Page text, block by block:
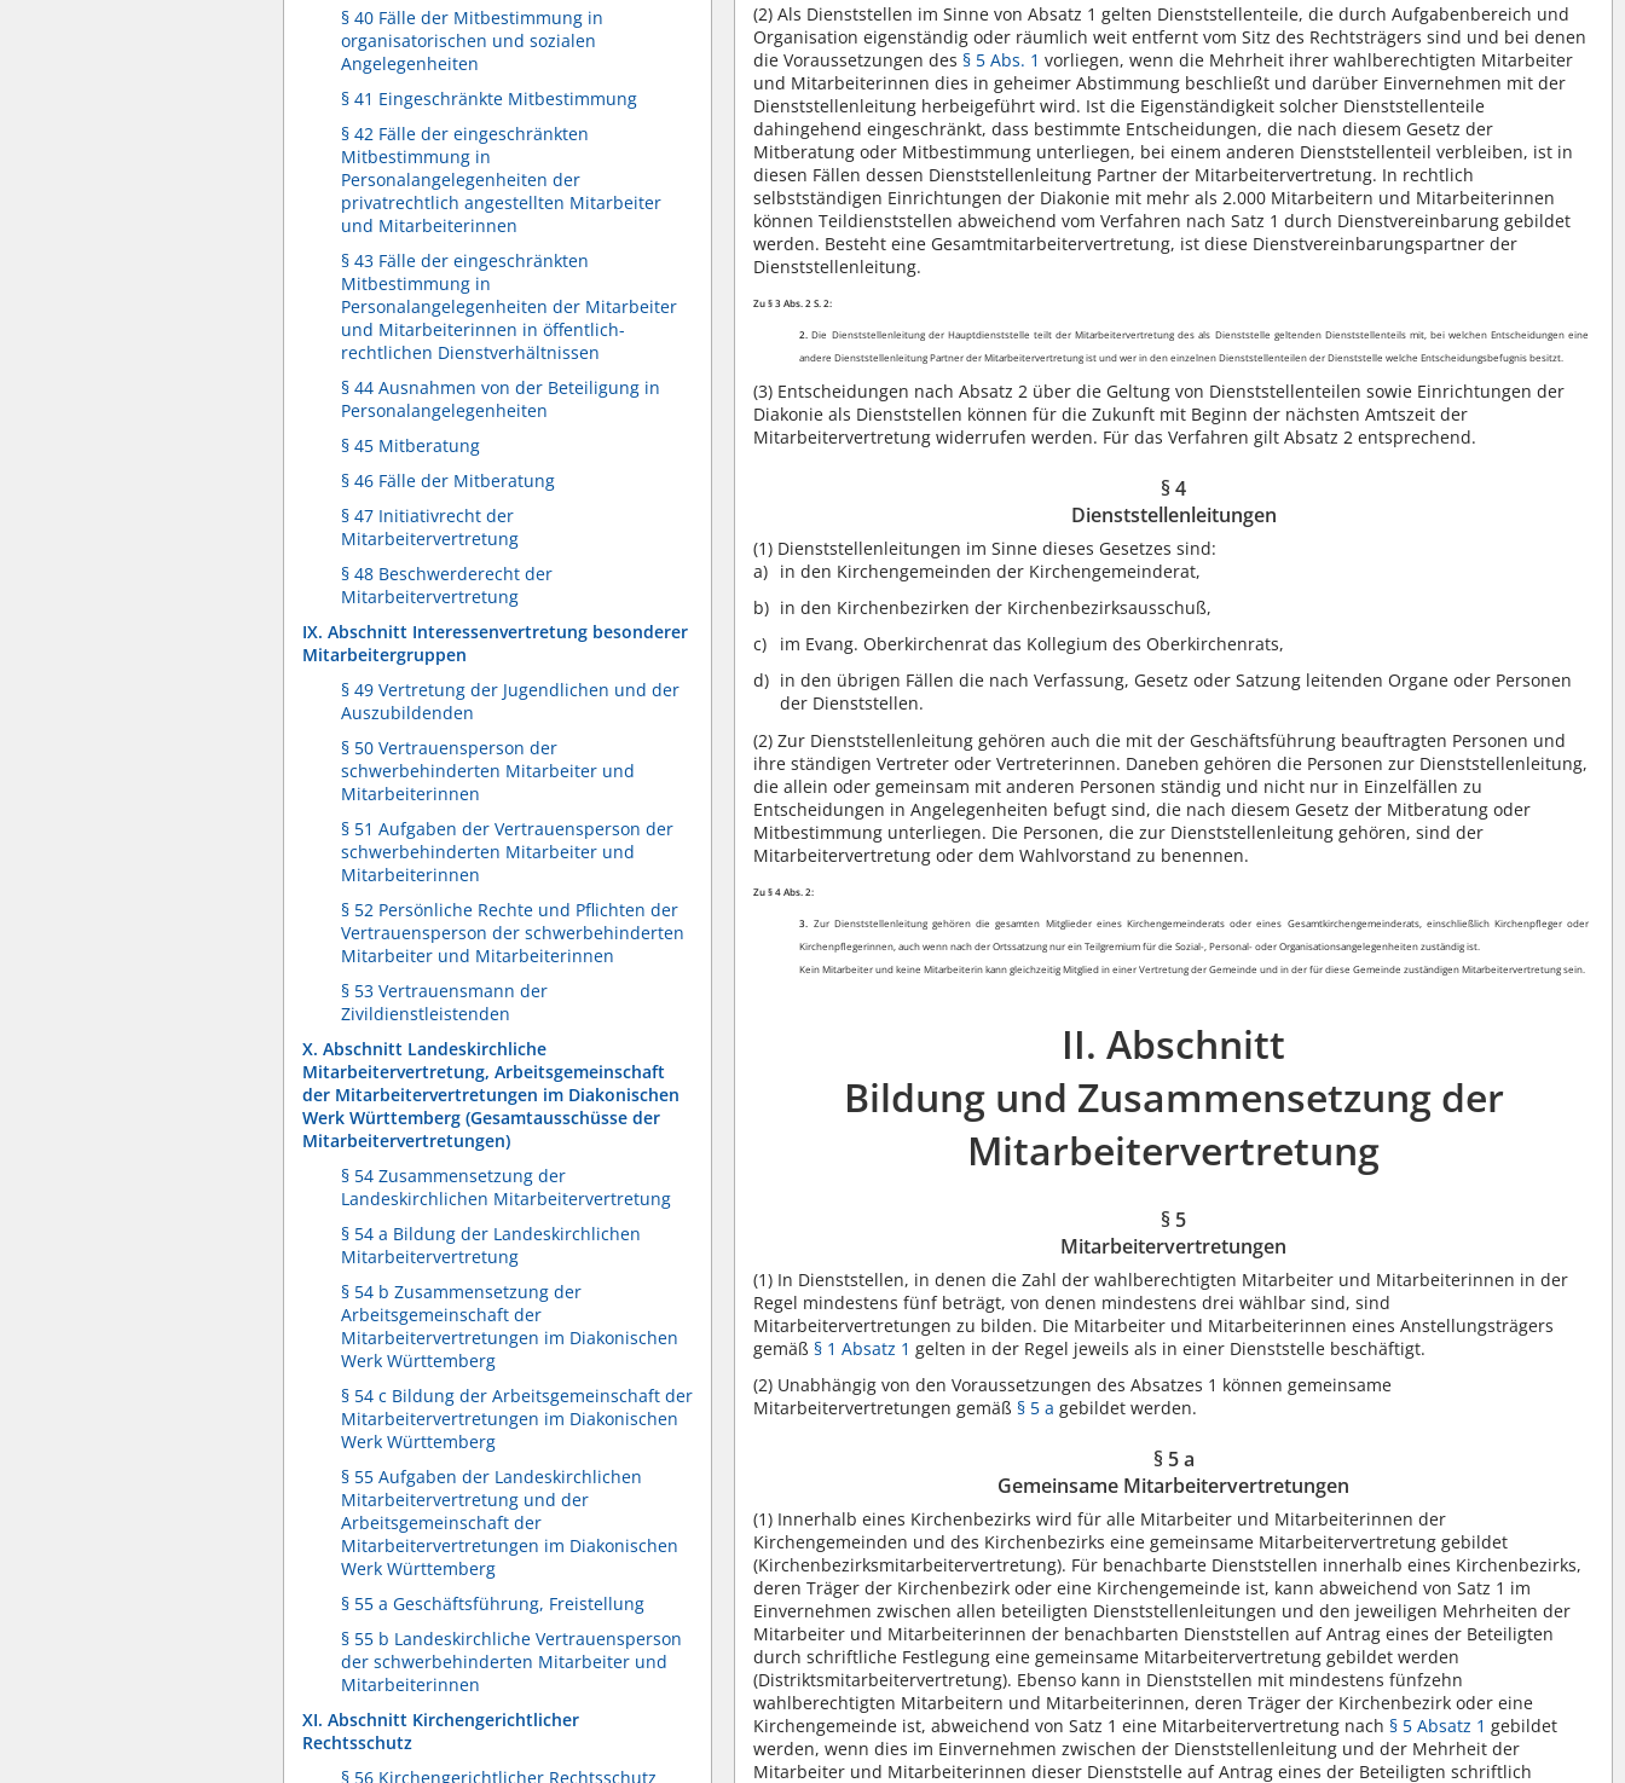
§ 40 Fälle der Mitbestimmung in
organisatorischen und sozialen
Angelegenheiten
§ 41 Eingeschränkte Mitbestimmung
§ 42 Fälle der eingeschränkten
Mitbestimmung in
Personalangelegenheiten der
privatrechtlich angestellten Mitarbeiter
und Mitarbeiterinnen
§ 43 Fälle der eingeschränkten
Mitbestimmung in
Personalangelegenheiten der Mitarbeiter
und Mitarbeiterinnen in öffentlich-
rechtlichen Dienstverhältnissen
§ 44 Ausnahmen von der Beteiligung in
Personalangelegenheiten
§ 45 Mitberatung
§ 46 Fälle der Mitberatung
§ 47 Initiativrecht der
Mitarbeitervertretung
§ 48 Beschwerderecht der
Mitarbeitervertretung
IX. Abschnitt Interessenvertretung besonderer
Mitarbeitergruppen
§ 49 Vertretung der Jugendlichen und der
Auszubildenden
§ 50 Vertrauensperson der
schwerbehinderten Mitarbeiter und
Mitarbeiterinnen
§ 51 Aufgaben der Vertrauensperson der
schwerbehinderten Mitarbeiter und
Mitarbeiterinnen
§ 52 Persönliche Rechte und Pflichten der
Vertrauensperson der schwerbehinderten
Mitarbeiter und Mitarbeiterinnen
§ 53 Vertrauensmann der
Zivildienstleistenden
X. Abschnitt Landeskirchliche
Mitarbeitervertretung, Arbeitsgemeinschaft
der Mitarbeitervertretungen im Diakonischen
Werk Württemberg (Gesamtausschüsse der
Mitarbeitervertretungen)
§ 54 Zusammensetzung der
Landeskirchlichen Mitarbeitervertretung
§ 54 a Bildung der Landeskirchlichen
Mitarbeitervertretung
§ 54 b Zusammensetzung der
Arbeitsgemeinschaft der
Mitarbeitervertretungen im Diakonischen
Werk Württemberg
§ 54 c Bildung der Arbeitsgemeinschaft der
Mitarbeitervertretungen im Diakonischen
Werk Württemberg
§ 55 Aufgaben der Landeskirchlichen
Mitarbeitervertretung und der
Arbeitsgemeinschaft der
Mitarbeitervertretungen im Diakonischen
Werk Württemberg
§ 55 a Geschäftsführung, Freistellung
§ 55 b Landeskirchliche Vertrauensperson
der schwerbehinderten Mitarbeiter und
Mitarbeiterinnen
XI. Abschnitt Kirchengerichtlicher
Rechtsschutz
§ 56 Kirchengerichtlicher Rechtsschutz
(2) Als Dienststellen im Sinne von Absatz 1 gelten Dienststellenteile, die durch Aufgabenbereich und
Organisation eigenständig oder räumlich weit entfernt vom Sitz des Rechtsträgers sind und bei denen
die Voraussetzungen des § 5 Abs. 1 vorliegen, wenn die Mehrheit ihrer wahlberechtigten Mitarbeiter
und Mitarbeiterinnen dies in geheimer Abstimmung beschließt und darüber Einvernehmen mit der
Dienststellenleitung herbeigeführt wird. Ist die Eigenständigkeit solcher Dienststellenteile
dahingehend eingeschränkt, dass bestimmte Entscheidungen, die nach diesem Gesetz der
Mitberatung oder Mitbestimmung unterliegen, bei einem anderen Dienststellenteil verbleiben, ist in
diesen Fällen dessen Dienststellenleitung Partner der Mitarbeitervertretung. In rechtlich
selbstständigen Einrichtungen der Diakonie mit mehr als 2.000 Mitarbeitern und Mitarbeiterinnen
können Teildienststellen abweichend vom Verfahren nach Satz 1 durch Dienstvereinbarung gebildet
werden. Besteht eine Gesamtmitarbeitervertretung, ist diese Dienstvereinbarungspartner der
Dienststellenleitung.
Zu § 3 Abs. 2 S. 2:
2. Die Dienststellenleitung der Hauptdienststelle teilt der Mitarbeitervertretung des als Dienststelle geltenden Dienststellenteils mit, bei welchen Entscheidungen eine
andere Dienststellenleitung Partner der Mitarbeitervertretung ist und wer in den einzelnen Dienststellenteilen der Dienststelle welche Entscheidungsbefugnis besitzt.
(3) Entscheidungen nach Absatz 2 über die Geltung von Dienststellenteilen sowie Einrichtungen der
Diakonie als Dienststellen können für die Zukunft mit Beginn der nächsten Amtszeit der
Mitarbeitervertretung widerrufen werden. Für das Verfahren gilt Absatz 2 entsprechend.
§ 4
Dienststellenleitungen
(1) Dienststellenleitungen im Sinne dieses Gesetzes sind:
in den Kirchengemeinden der Kirchengemeinderat,
in den Kirchenbezirken der Kirchenbezirksausschuß,
im Evang. Oberkirchenrat das Kollegium des Oberkirchenrats,
in den übrigen Fällen die nach Verfassung, Gesetz oder Satzung leitenden Organe oder Personen
der Dienststellen.
(2) Zur Dienststellenleitung gehören auch die mit der Geschäftsführung beauftragten Personen und
ihre ständigen Vertreter oder Vertreterinnen. Daneben gehören die Personen zur Dienststellenleitung,
die allein oder gemeinsam mit anderen Personen ständig und nicht nur in Einzelfällen zu
Entscheidungen in Angelegenheiten befugt sind, die nach diesem Gesetz der Mitberatung oder
Mitbestimmung unterliegen. Die Personen, die zur Dienststellenleitung gehören, sind der
Mitarbeitervertretung oder dem Wahlvorstand zu benennen.
Zu § 4 Abs. 2:
3.
Zur Dienststellenleitung gehören die gesamten Mitglieder eines Kirchengemeinderats oder eines Gesamtkirchengemeinderats, einschließlich Kirchenpfleger oder
Kirchenpflegerinnen, auch wenn nach der Ortssatzung nur ein Teilgremium für die Sozial-, Personal- oder Organisationsangelegenheiten zuständig ist.
Kein Mitarbeiter und keine Mitarbeiterin kann gleichzeitig Mitglied in einer Vertretung der Gemeinde und in der für diese Gemeinde zuständigen Mitarbeitervertretung sein.
II. Abschnitt
Bildung und Zusammensetzung der
Mitarbeitervertretung
§ 5
Mitarbeitervertretungen
(1) In Dienststellen, in denen die Zahl der wahlberechtigten Mitarbeiter und Mitarbeiterinnen in der
Regel mindestens fünf beträgt, von denen mindestens drei wählbar sind, sind
Mitarbeitervertretungen zu bilden. Die Mitarbeiter und Mitarbeiterinnen eines Anstellungsträgers
gemäß § 1 Absatz 1 gelten in der Regel jeweils als in einer Dienststelle beschäftigt.
(2) Unabhängig von den Voraussetzungen des Absatzes 1 können gemeinsame
Mitarbeitervertretungen gemäß§ 5 a gebildet werden.
§ 5 a
Gemeinsame Mitarbeitervertretungen
(1) Innerhalb eines Kirchenbezirks wird für alle Mitarbeiter und Mitarbeiterinnen der
Kirchengemeinden und des Kirchenbezirks eine gemeinsame Mitarbeitervertretung gebildet
(Kirchenbezirksmitarbeitervertretung). Für benachbarte Dienststellen innerhalb eines Kirchenbezirks,
deren Träger der Kirchenbezirk oder eine Kirchengemeinde ist, kann abweichend von Satz 1 im
Einvernehmen zwischen allen beteiligten Dienststellenleitungen und den jeweiligen Mehrheiten der
Mitarbeiter und Mitarbeiterinnen der benachbarten Dienststellen auf Antrag eines der Beteiligten
durch schriftliche Festlegung eine gemeinsame Mitarbeitervertretung gebildet werden
(Distriktsmitarbeitervertretung). Ebenso kann in Dienststellen mit mindestens fünfzehn
wahlberechtigten Mitarbeitern und Mitarbeiterinnen, deren Träger der Kirchenbezirk oder eine
Kirchengemeinde ist, abweichend von Satz 1 eine Mitarbeitervertretung nach § 5 Absatz 1 gebildet
werden, wenn dies im Einvernehmen zwischen der Dienststellenleitung und der Mehrheit der
Mitarbeiter und Mitarbeiterinnen dieser Dienststelle auf Antrag eines der Beteiligten schriftlich